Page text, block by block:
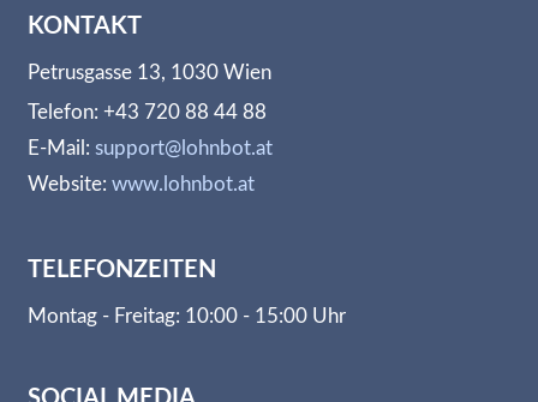
KONTAKT
Petrusgasse 13, 1030 Wien
Telefon: +43 720 88 44 88
E-Mail: support@lohnbot.at
Website: www.lohnbot.at
TELEFONZEITEN
Montag - Freitag: 10:00 - 15:00 Uhr